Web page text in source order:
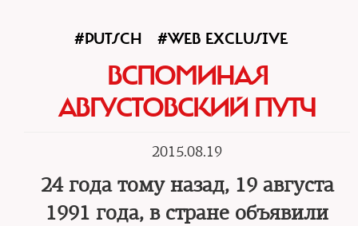
#PUTSCH #WEB EXCLUSIVE
ВСПОМИНАЯ
АВГУСТОВСКИЙ ПУТЧ
2015.08.19
24 года тому назад, 19 августа
1991 года, в стране объявили